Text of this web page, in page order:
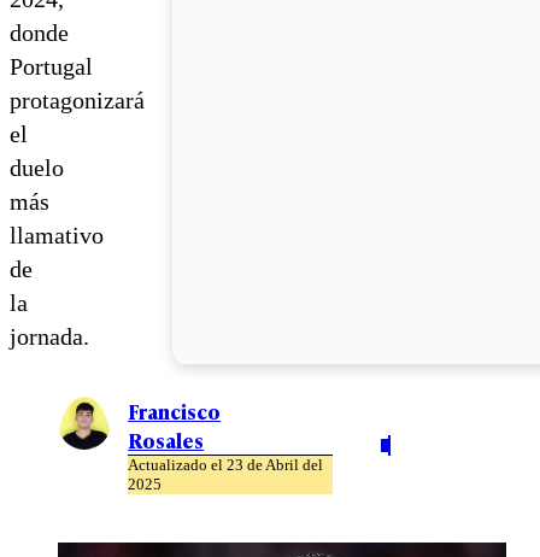
donde
Portugal
protagonizará
el
duelo
más
llamativo
de
la
jornada.
Francisco
Rosales
Actualizado el 23 de Abril del
2025